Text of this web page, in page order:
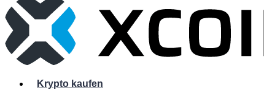
Krypto kaufen